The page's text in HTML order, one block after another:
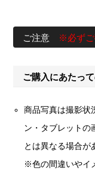
ご注意 ※必ずご
ご購入にあたっ
商品写真は撮影状
ン・タブレットの
とは異なる場合が
※色の間違いやイ